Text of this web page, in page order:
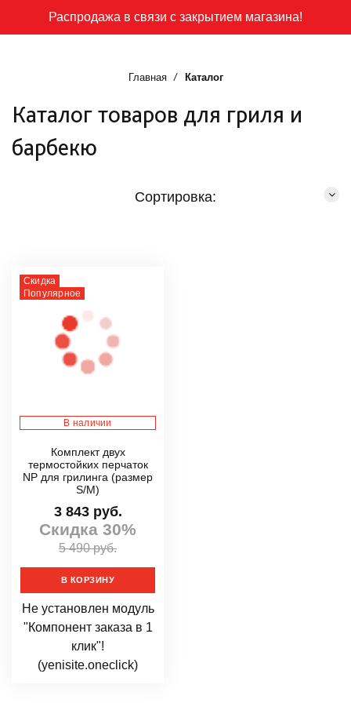
Распродажа в связи с закрытием магазина!
Главная Каталог
Каталог товаров для гриля и
барбекю
Сортировка:
Скидка
Популярное
В наличии
Комплект двух
термостойких перчаток
NP для грилинга (размер
S/M)
3 843 руб.
Скидка 30%
5 490 руб.
В КОРЗИНУ
Не установлен модуль
"Компонент заказа в 1
клик"!
(yenisite.oneclick)